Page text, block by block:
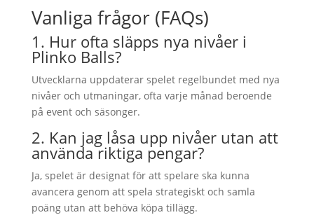
Vanliga frågor (FAQs)
1. Hur ofta släpps nya nivåer i
Plinko Balls?
Utvecklarna uppdaterar spelet regelbundet med nya
nivåer och utmaningar, ofta varje månad beroende
på event och säsonger.
2. Kan jag låsa upp nivåer utan att
använda riktiga pengar?
Ja, spelet är designat för att spelare ska kunna
avancera genom att spela strategiskt och samla
poäng utan att behöva köpa tillägg.